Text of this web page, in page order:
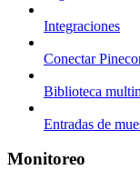
Integraciones
Conectar
Biblioteca
Entradas de
Monitoreo